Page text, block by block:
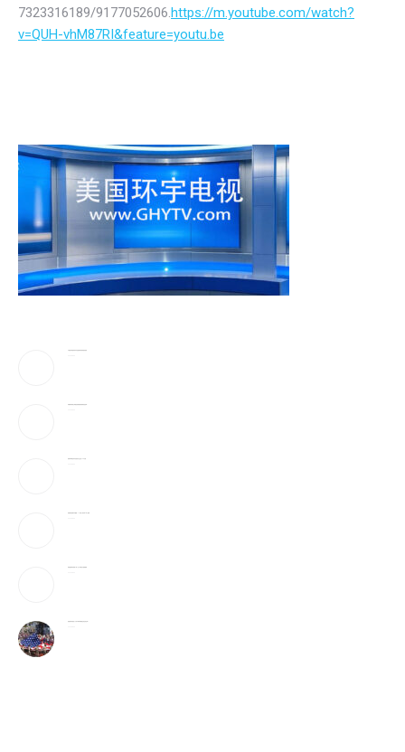
7323316189/9177052606.https://m.youtube.com/watch?
v=QUH-vhM87RI&feature=youtu.be